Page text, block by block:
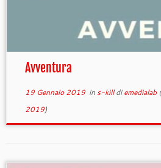
Avventura
19 Gennaio 2019in s-killdiemedialab
2019)